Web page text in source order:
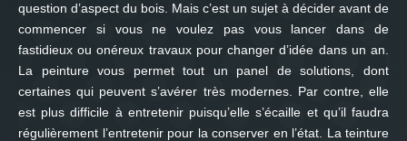
question d’aspect du bois. Mais c’est un sujet à décider avant de
commencer si vous ne voulez pas vous lancer dans de
fastidieux ou onéreux travaux pour changer d’idée dans un an.
La peinture vous permet tout un panel de solutions, dont
certaines qui peuvent s’avérer très modernes. Par contre, elle
est plus difficile à entretenir puisqu’elle s’écaille et qu’il faudra
régulièrement l’entretenir pour la conserver en l’état. La teinture